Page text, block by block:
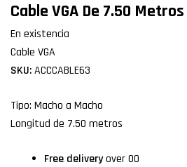
Cable VGA De 7.50 Metros
En existencia
Cable VGA
SKU:ACCCABLE63
Tipo: Macho a Macho
Longitud de 7.50 metros
Free deliveryover 00